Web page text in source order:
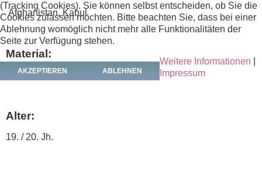
Afghanistan, Kabul
Material:
Messing
Alter:
19. / 20. Jh.
(Tracking Cookies). Sie können selbst entscheiden, ob Sie die
Cookies zulassen möchten. Bitte beachten Sie, dass bei einer
Ablehnung womöglich nicht mehr alle Funktionalitäten der
Seite zur Verfügung stehen.
AKZEPTIEREN ABLEHNEN
Weitere Informationen
Impressum